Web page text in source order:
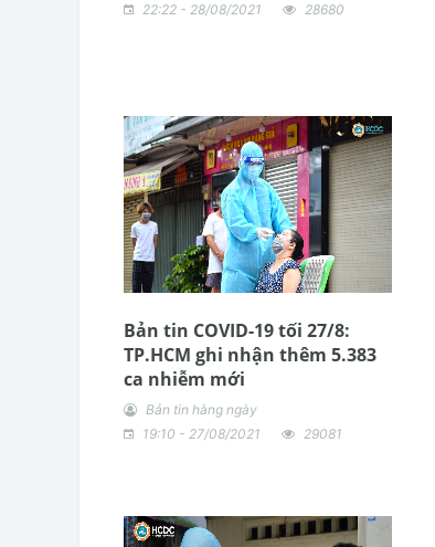
22:22 - 28/08/2021
28680
Bản tin COVID-19 tối 27/8:
TP.HCM ghi nhận thêm 5.383
ca nhiễm mới
Bản tin hàng ngày
19:10 - 27/08/2021
29081